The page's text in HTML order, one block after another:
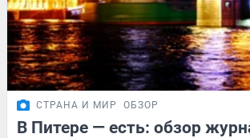
СТРАНА И МИР ОБЗОР
В Питере — есть: обзор